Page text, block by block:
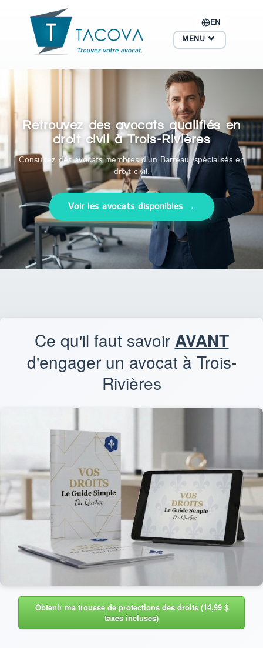
EN
MENU
Retrouvez des avocats qualifiés en
droit civil à Trois-Rivières
Consultez des avocats membres d'un Barreau, spécialisés en
droit civil.
Voir les avocats disponibles →
Ce qu'il faut savoir AVANT
d'engager un avocat à Trois-
Rivières
Obtenir ma trousse de protections des droits (14,99 $
taxes incluses)